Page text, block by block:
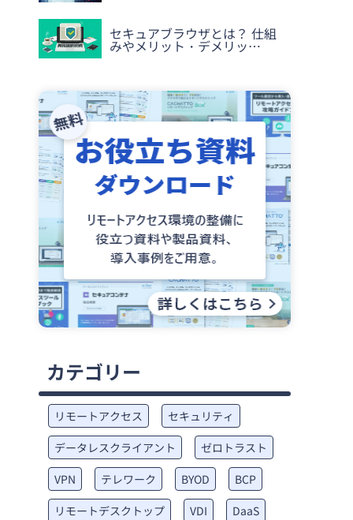
セキュアブラウザとは？ 仕組
みやメリット・デメリッ…
カテゴリー
リモートアクセス
セキュリティ
データレスクライアント
ゼロトラスト
VPN
テレワーク BYOD
BCP
リモートデスクトップ
VDI
DaaS